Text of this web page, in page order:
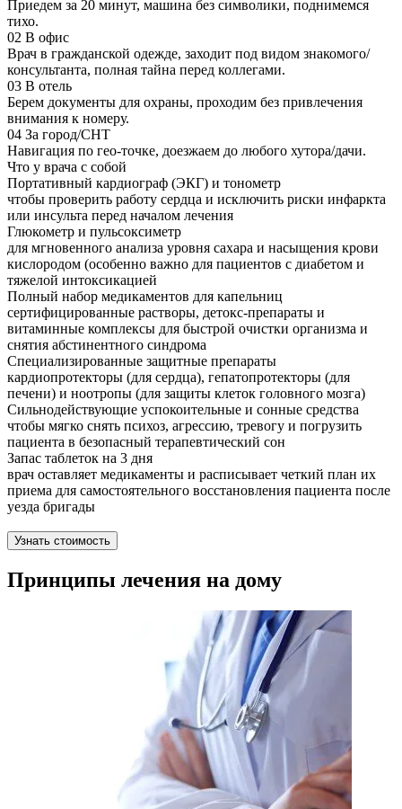
Приедем за 20 минут, машина без символики, поднимемся
тихо.
02 В офис
Врач в гражданской одежде, заходит под видом знакомого/
консультанта, полная тайна перед коллегами.
03 В отель
Берем документы для охраны, проходим без привлечения
внимания к номеру.
04 За город/СНТ
Навигация по гео-точке, доезжаем до любого хутора/дачи.
Что у врача с собой
Портативный кардиограф (ЭКГ) и тонометр
чтобы проверить работу сердца и исключить риски инфаркта
или инсульта перед началом лечения
Глюкометр и пульсоксиметр
для мгновенного анализа уровня сахара и насыщения крови
кислородом (особенно важно для пациентов с диабетом и
тяжелой интоксикацией
Полный набор медикаментов для капельниц
сертифицированные растворы, детокс-препараты и
витаминные комплексы для быстрой очистки организма и
снятия абстинентного синдрома
Специализированные защитные препараты
кардиопротекторы (для сердца), гепатопротекторы (для
печени) и ноотропы (для защиты клеток головного мозга)
Сильнодействующие успокоительные и сонные средства
чтобы мягко снять психоз, агрессию, тревогу и погрузить
пациента в безопасный терапевтический сон
Запас таблеток на 3 дня
врач оставляет медикаменты и расписывает четкий план их
приема для самостоятельного восстановления пациента после
уезда бригады
Узнать стоимость
Принципы лечения на дому